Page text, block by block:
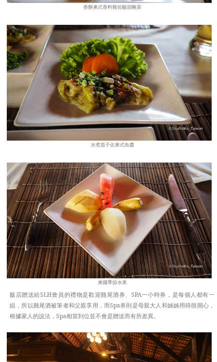
香酥柬式香料雞佐酸甜醃菜
水煮茄子佐柬式魚醬
柬國季節水果
飯店贈送給SLH會員的禮物是歡迎雞尾酒券、SPA一小時券，是每個人都有一
組，所以雞尾酒被筆者和父親享用，而Spa券則是母親大人和姊姊用得很開心，
根據家人的說法，Spa相當到位並不會是贈送而有所差異。